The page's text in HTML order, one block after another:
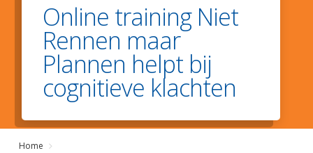
Online training Niet
Rennen maar
Plannen helpt bij
cognitieve klachten
Home